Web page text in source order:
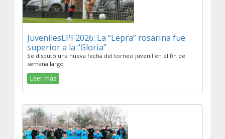
JuvenilesLPF2026: La “Lepra” rosarina fue
superior a la “Gloria”
Se disputó una nueva fecha del torneo juvenil en el fin de
semana largo
Leer más